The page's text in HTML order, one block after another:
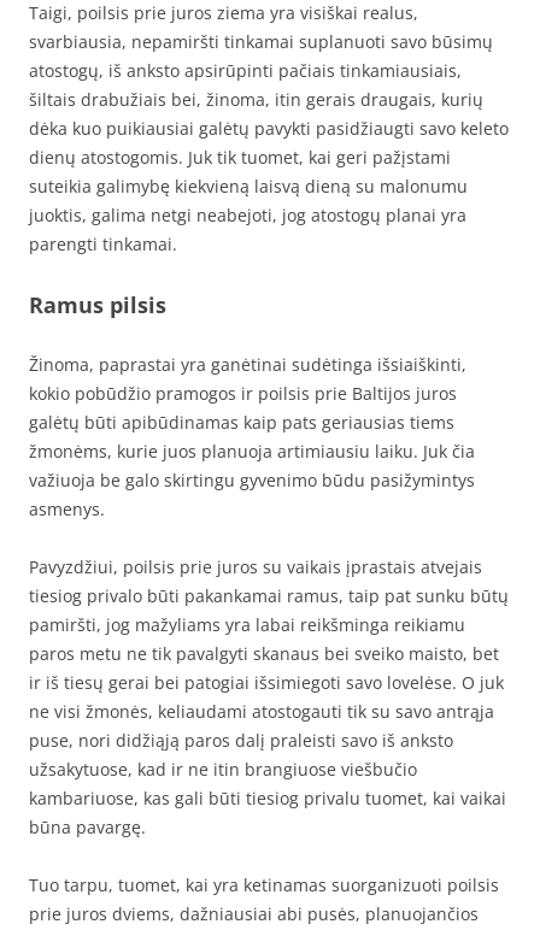
Taigi, poilsis prie juros ziema yra visiškai realus,
svarbiausia, nepamiršti tinkamai suplanuoti savo būsimų
atostogų, iš anksto apsirūpinti pačiais tinkamiausiais,
šiltais drabužiais bei, žinoma, itin gerais draugais, kurių
dėka kuo puikiausiai galėtų pavykti pasidžiaugti savo keleto
dienų atostogomis. Juk tik tuomet, kai geri pažįstami
suteikia galimybę kiekvieną laisvą dieną su malonumu
juoktis, galima netgi neabejoti, jog atostogų planai yra
parengti tinkamai.
Ramus pilsis
Žinoma, paprastai yra ganėtinai sudėtinga išsiaiškinti,
kokio pobūdžio pramogos ir poilsis prie Baltijos juros
galėtų būti apibūdinamas kaip pats geriausias tiems
žmonėms, kurie juos planuoja artimiausiu laiku. Juk čia
važiuoja be galo skirtingu gyvenimo būdu pasižymintys
asmenys.
Pavyzdžiui, poilsis prie juros su vaikais įprastais atvejais
tiesiog privalo būti pakankamai ramus, taip pat sunku būtų
pamiršti, jog mažyliams yra labai reikšminga reikiamu
paros metu ne tik pavalgyti skanaus bei sveiko maisto, bet
ir iš tiesų gerai bei patogiai išsimiegoti savo lovelėse. O juk
ne visi žmonės, keliaudami atostogauti tik su savo antrąja
puse, nori didžiąją paros dalį praleisti savo iš anksto
užsakytuose, kad ir ne itin brangiuose viešbučio
kambariuose, kas gali būti tiesiog privalu tuomet, kai vaikai
būna pavargę.
Tuo tarpu, tuomet, kai yra ketinamas suorganizuoti poilsis
prie juros dviems, dažniausiai abi pusės, planuojančios